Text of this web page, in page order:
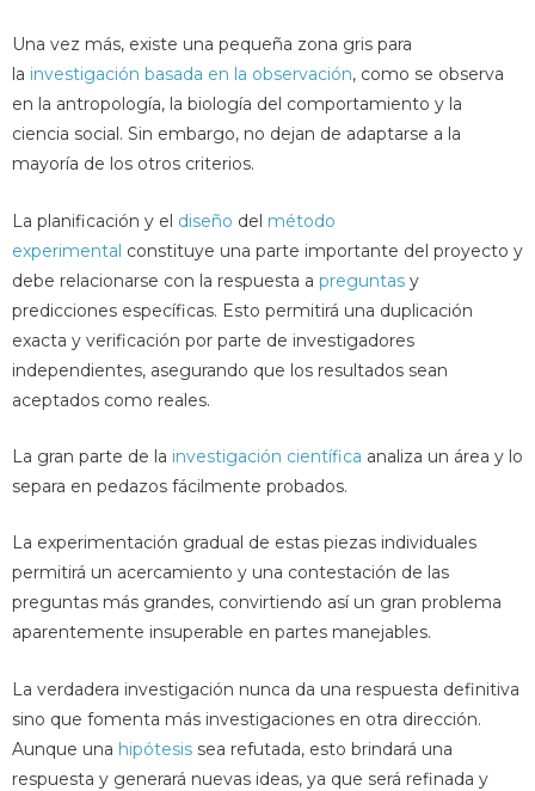
Una vez más, existe una pequeña zona gris para
la investigación basada en la observación, como se observa
en la antropología, la biología del comportamiento y la
ciencia social. Sin embargo, no dejan de adaptarse a la
mayoría de los otros criterios.
La planificación y el diseño del método
experimental constituye una parte importante del proyecto y
debe relacionarse con la respuesta a preguntas y
predicciones específicas. Esto permitirá una duplicación
exacta y verificación por parte de investigadores
independientes, asegurando que los resultados sean
aceptados como reales.
La gran parte de la investigación científica analiza un área y lo
separa en pedazos fácilmente probados.
La experimentación gradual de estas piezas individuales
permitirá un acercamiento y una contestación de las
preguntas más grandes, convirtiendo así un gran problema
aparentemente insuperable en partes manejables.
La verdadera investigación nunca da una respuesta definitiva
sino que fomenta más investigaciones en otra dirección.
Aunque una hipótesis sea refutada, esto brindará una
respuesta y generará nuevas ideas, ya que será refinada y